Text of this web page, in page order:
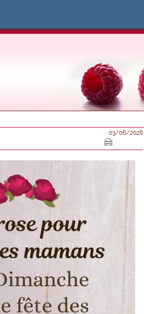
03/06/2026